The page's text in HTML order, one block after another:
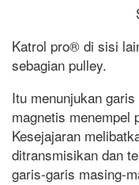
Katrol pro® di sisi
sebagian pulley.
Itu menunjukan
magnetis menempel
Kesejajaran
ditransmisikan dan
garis-garis masing-